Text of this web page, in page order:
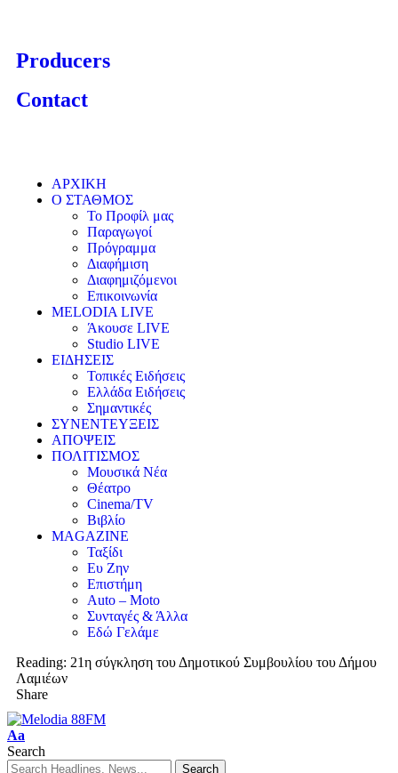
Producers
Contact
ΑΡΧΙΚΗ
Ο ΣΤΑΘΜΟΣ
Το Προφίλ μας
Παραγωγοί
Πρόγραμμα
Διαφήμιση
Διαφημιζόμενοι
Επικοινωνία
MELODIA LIVE
Άκουσε LIVE
Studio LIVE
ΕΙΔΗΣΕΙΣ
Τοπικές Ειδήσεις
Ελλάδα Ειδήσεις
Σημαντικές
ΣΥΝΕΝΤΕΥΞΕΙΣ
ΑΠΟΨΕΙΣ
ΠΟΛΙΤΙΣΜΟΣ
Μουσικά Νέα
Θέατρο
Cinema/TV
Βιβλίο
MAGAZINE
Ταξίδι
Ευ Ζην
Επιστήμη
Auto – Moto
Συνταγές & Άλλα
Εδώ Γελάμε
Reading: 21η σύγκληση του Δημοτικού Συμβουλίου του Δήμου
Λαμιέων
Share
Aa
Search